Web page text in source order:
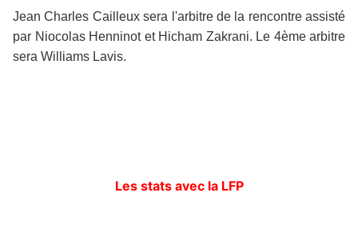
Jean Charles Cailleux sera l'arbitre de la rencontre assisté
par Niocolas Henninot et Hicham Zakrani. Le 4ème arbitre
sera Williams Lavis.
Les stats avec la LFP